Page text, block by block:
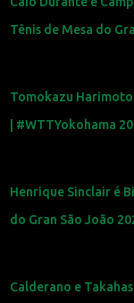
Tênis de Mesa do
Tomokazu Harimoto
| #WTTYokohama
Henrique Sinclair é
do Gran São João
Calderano e